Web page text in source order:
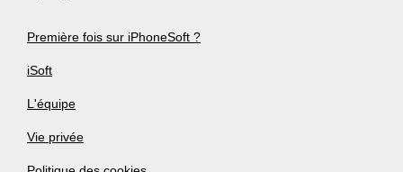
Première fois sur iPhoneSoft ?
iSoft
L'équipe
Vie privée